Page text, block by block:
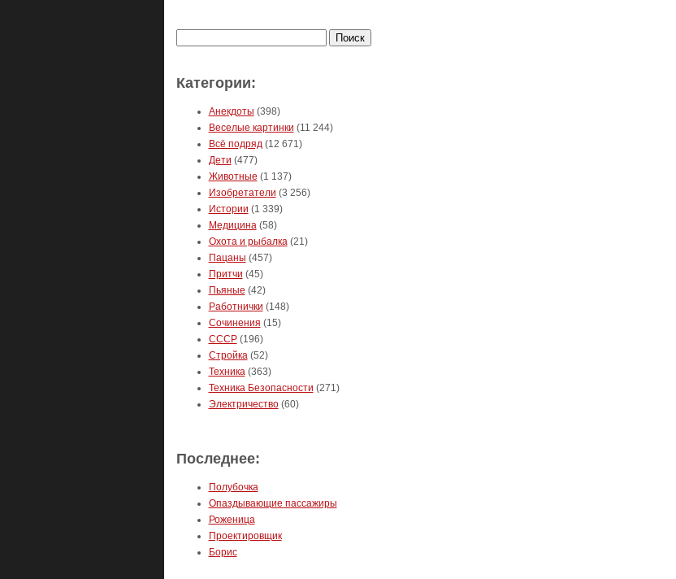
Категории:
Анекдоты (398)
Веселые картинки (11 244)
Всё подряд(12 671)
Дети (477)
Животные (1 137)
Изобретатели (3 256)
Истории (1 339)
Медицина(58)
Охота и рыбалка(21)
Пацаны (457)
Притчи (45)
Пьяные (42)
Работнички (148)
Сочинения (15)
СССР(196)
Стройка(52)
Техника(363)
Техника Безопасности (271)
Электричество(60)
Последнее:
Полубочка
Опаздывающие пассажиры
Роженица
Проектировщик
Борис